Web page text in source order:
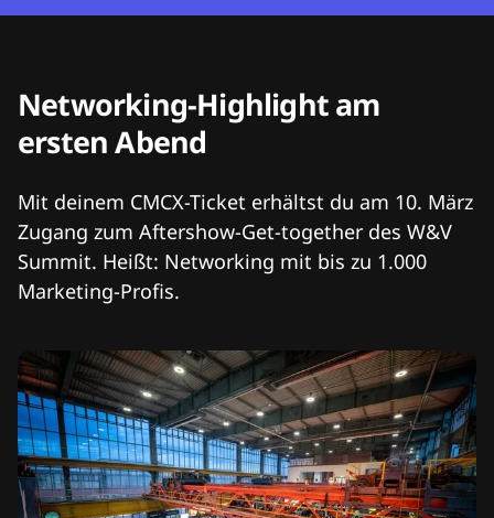
Networking-Highlight am
ersten Abend
Mit deinem CMCX-Ticket erhältst du am 10. März
Zugang zum Aftershow-Get-together des W&V
Summit. Heißt: Networking mit bis zu 1.000
Marketing-Profis.